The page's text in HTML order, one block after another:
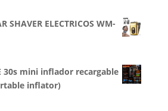
SHAVER ELECTRICOS WM-
30s mini inflador recargable
inflator)